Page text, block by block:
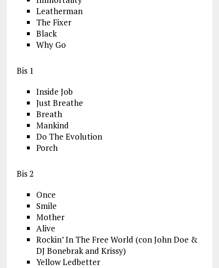
Leatherman
The Fixer
Black
Why Go
Bis 1
Inside Job
Just Breathe
Breath
Mankind
Do The Evolution
Porch
Bis 2
Once
Smile
Mother
Alive
Rockin’ In The Free World (con John Doe &
DJ Bonebrak and Krissy)
Yellow Ledbetter